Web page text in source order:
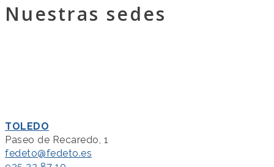
Nuestras sedes
TOLEDO
Paseo de Recaredo, 1
fedeto@fedeto.es